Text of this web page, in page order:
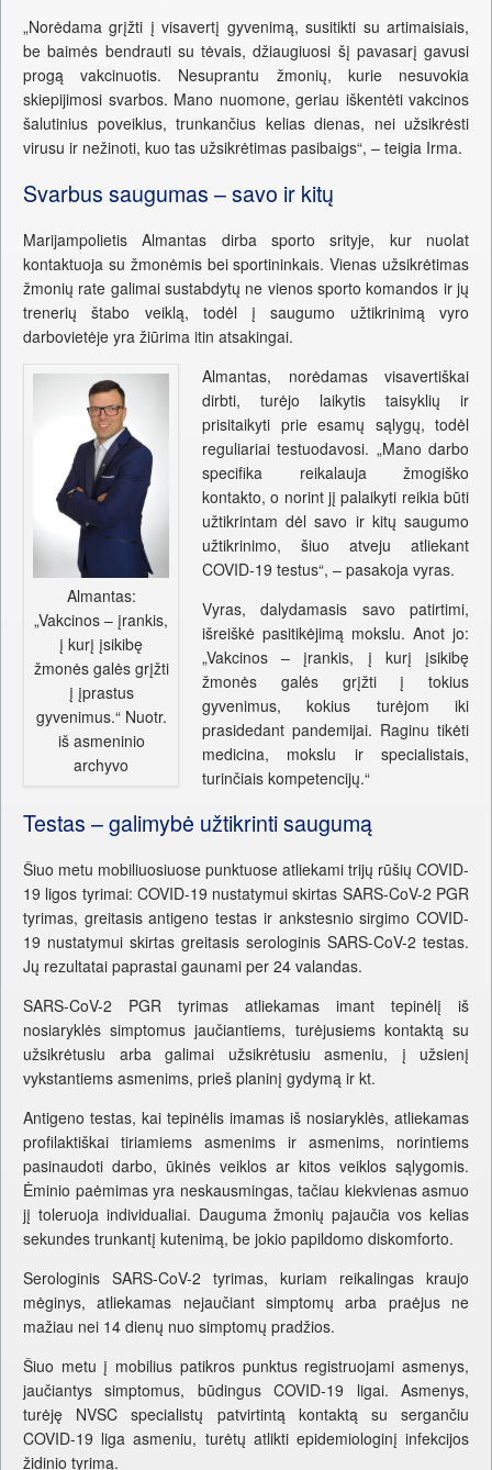
„Norėdama grįžti į visavertį gyvenimą, susitikti su artimaisiais,
be baimės bendrauti su tėvais, džiaugiuosi šį pavasarį gavusi
progą vakcinuotis. Nesuprantu žmonių, kurie nesuvokia
skiepijimosi svarbos. Mano nuomone, geriau iškentėti vakcinos
šalutinius poveikius, trunkančius kelias dienas, nei užsikrėsti
virusu ir nežinoti, kuo tas užsikrėtimas pasibaigs“, – teigia Irma.
Svarbus saugumas – savo ir kitų
Marijampolietis Almantas dirba sporto srityje, kur nuolat
kontaktuoja su žmonėmis bei sportininkais. Vienas užsikrėtimas
žmonių rate galimai sustabdytų ne vienos sporto komandos ir jų
trenerių štabo veiklą, todėl į saugumo užtikrinimą vyro
darbovietėje yra žiūrima itin atsakingai.
Almantas:
„Vakcinos – įrankis,
į kurį įsikibę
žmonės galės grįžti
į įprastus
gyvenimus.“ Nuotr.
iš asmeninio
archyvo
Almantas, norėdamas visavertiškai
dirbti, turėjo laikytis taisyklių ir
prisitaikyti prie esamų sąlygų, todėl
reguliariai testuodavosi. „Mano darbo
specifika reikalauja žmogiško
kontakto, o norint jį palaikyti reikia būti
užtikrintam dėl savo ir kitų saugumo
užtikrinimo, šiuo atveju atliekant
COVID-19 testus“, – pasakoja vyras.
Vyras, dalydamasis savo patirtimi,
išreiškė pasitikėjimą mokslu. Anot jo:
„Vakcinos – įrankis, į kurį įsikibę
žmonės galės grįžti į tokius
gyvenimus, kokius turėjom iki
prasidedant pandemijai. Raginu tikėti
medicina, mokslu ir specialistais,
turinčiais kompetencijų.“
Testas – galimybė užtikrinti saugumą
Šiuo metu mobiliuosiuose punktuose atliekami trijų rūšių COVID-
19 ligos tyrimai: COVID-19 nustatymui skirtas SARS-CoV-2 PGR
tyrimas, greitasis antigeno testas ir ankstesnio sirgimo COVID-
19 nustatymui skirtas greitasis serologinis SARS-CoV-2 testas.
Jų rezultatai paprastai gaunami per 24 valandas.
SARS-CoV-2 PGR tyrimas atliekamas imant tepinėlį iš
nosiaryklės simptomus jaučiantiems, turėjusiems kontaktą su
užsikrėtusiu arba galimai užsikrėtusiu asmeniu, į užsienį
vykstantiems asmenims, prieš planinį gydymą ir kt.
Antigeno testas, kai tepinėlis imamas iš nosiaryklės, atliekamas
profilaktiškai tiriamiems asmenims ir asmenims, norintiems
pasinaudoti darbo, ūkinės veiklos ar kitos veiklos sąlygomis.
Ėminio paėmimas yra neskausmingas, tačiau kiekvienas asmuo
jį toleruoja individualiai. Dauguma žmonių pajaučia vos kelias
sekundes trunkantį kutenimą, be jokio papildomo diskomforto.
Serologinis SARS-CoV-2 tyrimas, kuriam reikalingas kraujo
mėginys, atliekamas nejaučiant simptomų arba praėjus ne
mažiau nei 14 dienų nuo simptomų pradžios.
Šiuo metu į mobilius patikros punktus registruojami asmenys,
jaučiantys simptomus, būdingus COVID-19 ligai. Asmenys,
turėję NVSC specialistų patvirtintą kontaktą su sergančiu
COVID-19 liga asmeniu, turėtų atlikti epidemiologinį infekcijos
židinio tyrimą.